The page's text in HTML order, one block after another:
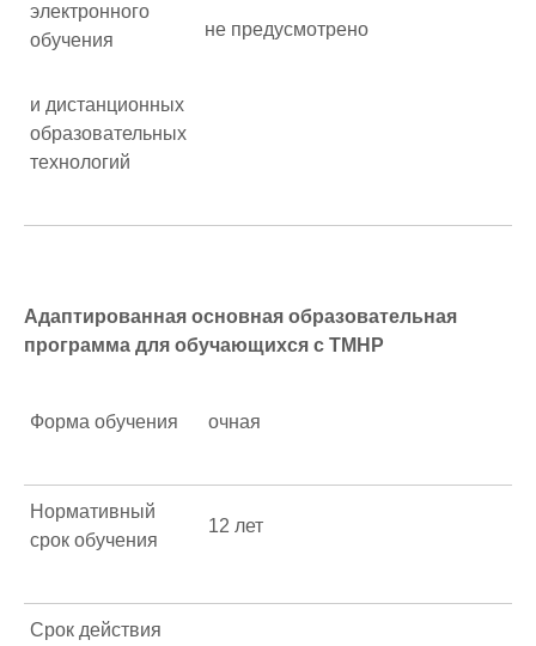
электронного
обучения
и дистанционных
образовательных
технологий
не предусмотрено
Адаптированная основная образовательная
программа для обучающихся с ТМНР
Форма обучения очная
Нормативный
срок обучения
12 лет
Срок действия